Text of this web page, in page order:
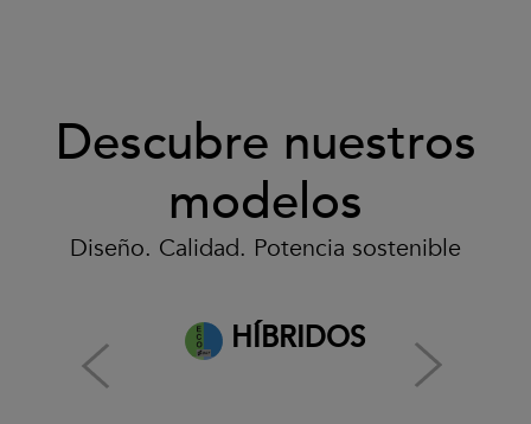
Descubre nuestros
modelos
Diseño. Calidad. Potencia sostenible
HÍBRIDOS